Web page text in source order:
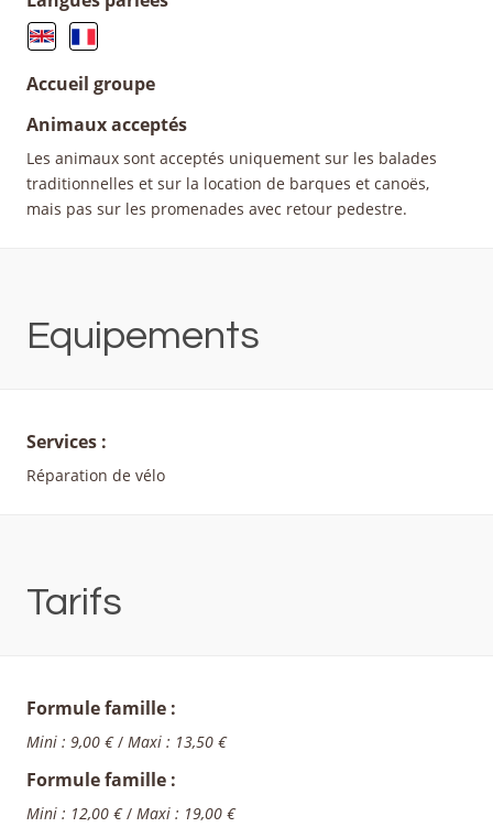
Accueil groupe
Animaux acceptés
Les animaux sont acceptés uniquement sur les balades
traditionnelles et sur la location de barques et canoës,
mais pas sur les promenades avec retour pedestre.
Equipements
Services :
Réparation de vélo
Tarifs
Formule famille :
Mini : 9,00 €/ Maxi : 13,50 €
Formule famille :
Mini : 12,00 €/ Maxi : 19,00 €